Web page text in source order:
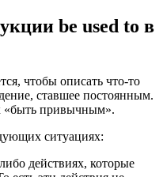
be used to в
чтобы описать что-то
ставшее постоянным.
«быть привычным».
ситуациях:
действиях, которые